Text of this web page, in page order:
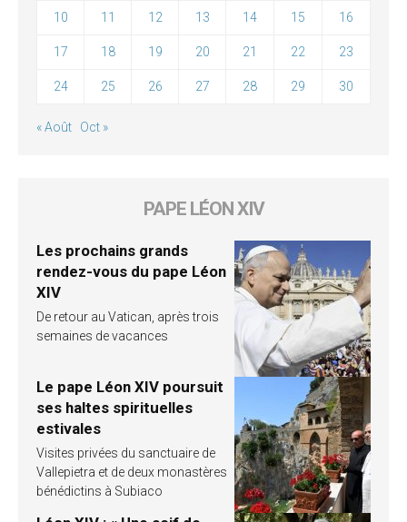
10 11 12 13 14 15 16
17 18 19 20 21 22 23
24 25 26 27 28 29 30
« Août Oct »
PAPE LÉON XIV
Les prochains grands
rendez-vous du pape Léon
XIV
De retour au Vatican, après trois
semaines de vacances
Le pape Léon XIV poursuit
ses haltes spirituelles
estivales
Visites privées du sanctuaire de
Vallepietra et de deux monastères
bénédictins à Subiaco